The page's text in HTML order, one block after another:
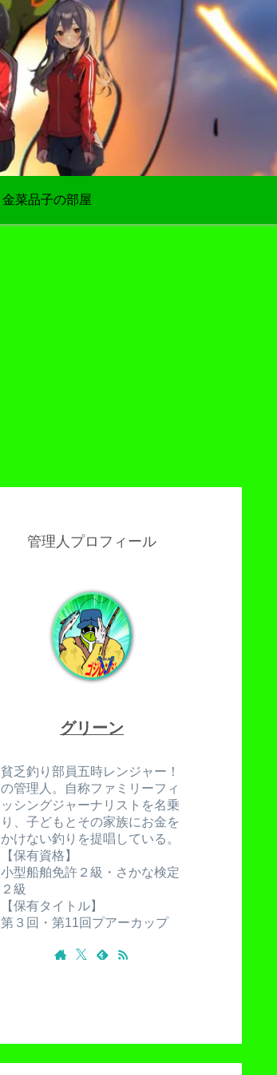
金菜品子の部屋
管理人プロフィール
グリーン
貧乏釣り部員五時レンジャー！
の管理人。自称ファミリーフィ
ッシングジャーナリストを名乗
り、子どもとその家族にお金を
かけない釣りを提唱している。
【保有資格】
小型船舶免許２級・さかな検定
２級
【保有タイトル】
第３回・第11回プアーカップ